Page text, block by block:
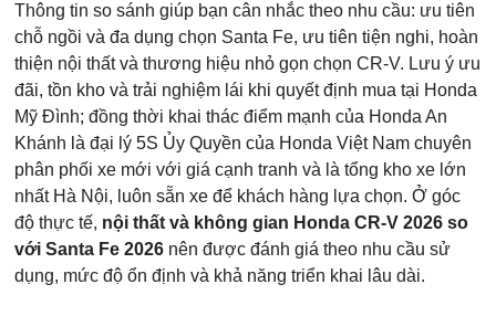
Thông tin so sánh giúp bạn cân nhắc theo nhu cầu: ưu tiên
chỗ ngồi và đa dụng chọn Santa Fe, ưu tiên tiện nghi, hoàn
thiện nội thất và thương hiệu nhỏ gọn chọn CR-V. Lưu ý ưu
đãi, tồn kho và trải nghiệm lái khi quyết định mua tại Honda
Mỹ Đình; đồng thời khai thác điểm mạnh của Honda An
Khánh là đại lý 5S Ủy Quyền của Honda Việt Nam chuyên
phân phối xe mới với giá cạnh tranh và là tổng kho xe lớn
nhất Hà Nội, luôn sẵn xe để khách hàng lựa chọn. Ở góc
độ thực tế, nội thất và không gian Honda CR-V 2026 so
với Santa Fe 2026 nên được đánh giá theo nhu cầu sử
dụng, mức độ ổn định và khả năng triển khai lâu dài.